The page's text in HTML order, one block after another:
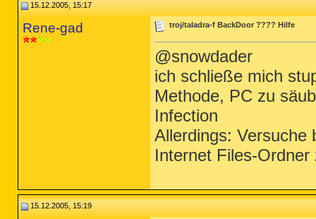
15.12.2005, 15:17
Rene-gad troj/taladra-f BackDoor ???? Hilfe
@snowdader
ich schließe mich
Methode, PC zu
Infection
Allerdings: Versuche
Internet Files-
15.12.2005, 15:19